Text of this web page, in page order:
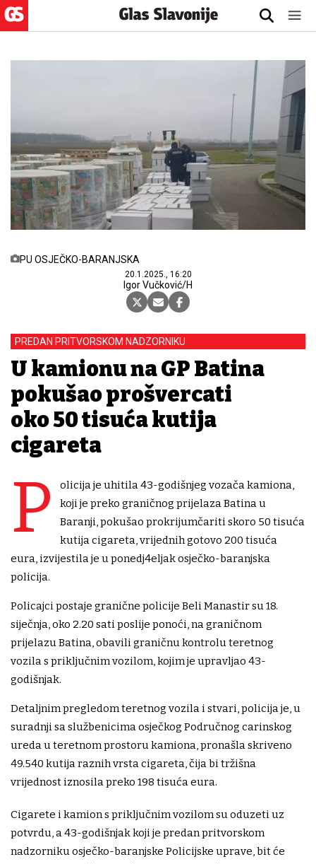
PU OSJEČKO-BARANJSKA
20.1.2025., 16:20
Igor Vučković/H
PREDAN PRITVORSKOM NADZORNIKU
U kamionu na GP Batina
pokušao prošvercati
oko 50 tisuća kutija
cigareta
P
olicija je uhitila 43-godišnjeg vozača kamiona,
koji je preko graničnog prijelaza Batina u
Baranji, pokušao prokrijumčariti skoro 50 tisuća
kutija cigareta, vrijednih gotovo 200 tisuća
eura, izvijestila je u ponedj4eljak osječko-baranjska
policija.
Policajci postaje granične policije Beli Manastir su 18.
siječnja, oko 2.20 sati poslije ponoći, na graničnom
prijelazu Batina, obavili graničnu kontrolu teretnog
vozila s priključnim vozilom, kojim je upravljao 43-
godišnjak.
Detaljnim pregledom teretnog vozila i stvari, policija je, u
suradnji sa službenicima osječkog Područnog carinskog
ureda u teretnom prostoru kamiona, pronašla skriveno
49.540 kutija raznih vrsta cigareta, čija bi tržišna
vrijednost iznosila preko 198 tisuća eura.
Cigarete i kamion s priključnim vozilom su oduzeti uz
potvrdu, a 43-godišnjak koji je predan pritvorskom
nadzorniku osječko-baranjske Policijske uprave, bit će